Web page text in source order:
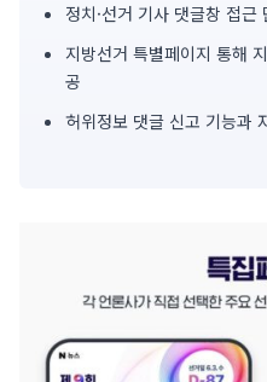
약
정치·선거 기사 댓글창 접
지방선거 특별페이지 통해
공
허위정보 댓글 신고 기능과